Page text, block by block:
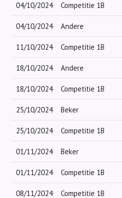
04/10/2024 Competitie 1B
04/10/2024 Andere
11/10/2024 Competitie 1B
18/10/2024 Andere
18/10/2024 Competitie 1B
25/10/2024 Beker
25/10/2024 Competitie 1B
01/11/2024 Beker
01/11/2024 Competitie 1B
08/11/2024 Competitie 1B